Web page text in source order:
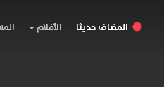
المضاف حديثا الأفلام